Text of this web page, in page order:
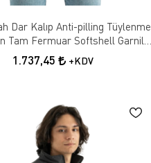
Dar Kalıp Anti-pilling Tüylenme
Tam Fermuar Softshell Garnili
Polar Sweatshirt
1.737,45 +KDV